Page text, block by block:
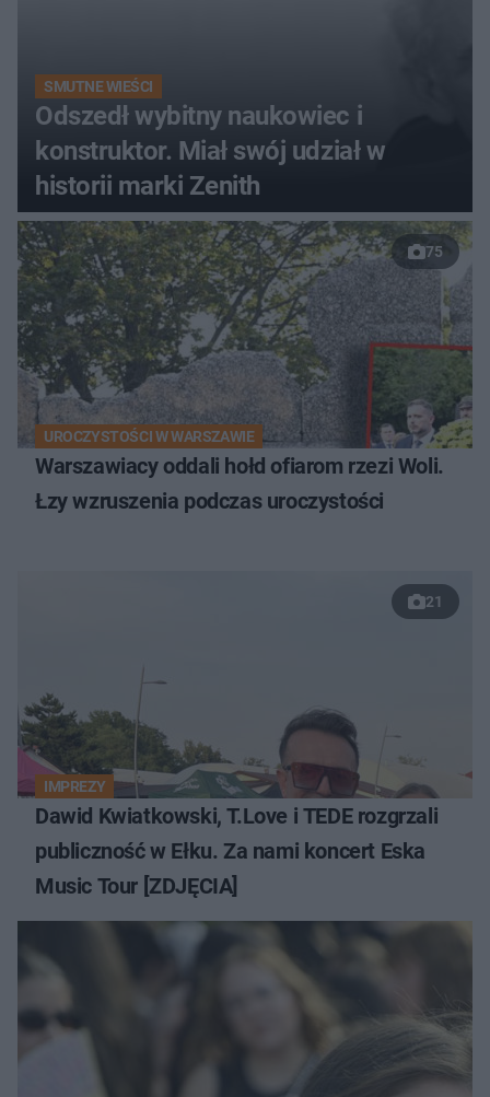
SMUTNE WIEŚCI
Odszedł wybitny naukowiec i
konstruktor. Miał swój udział w
historii marki Zenith
75
UROCZYSTOŚCI W WARSZAWIE
Warszawiacy oddali hołd ofiarom rzezi Woli.
Łzy wzruszenia podczas uroczystości
21
IMPREZY
Dawid Kwiatkowski, T.Love i TEDE rozgrzali
publiczność w Ełku. Za nami koncert Eska
Music Tour [ZDJĘCIA]